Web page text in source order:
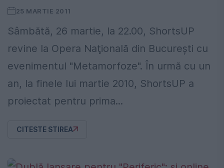
25 MARTIE 2011
Sâmbătă, 26 martie, la 22.00, ShortsUP
revine la Opera Naţională din Bucureşti cu
evenimentul "Metamorfoze". În urmă cu un
an, la finele lui martie 2010, ShortsUP a
proiectat pentru prima...
CITESTE STIREA